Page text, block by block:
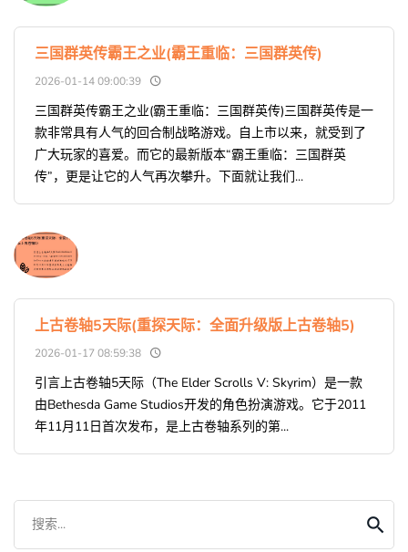
三国群英传霸王之业(霸王重临：三国群英传)
2026-01-14 09:00:39
三国群英传霸王之业(霸王重临：三国群英传)三国群英传是一
款非常具有人气的回合制战略游戏。自上市以来，就受到了
广大玩家的喜爱。而它的最新版本“霸王重临：三国群英
传”，更是让它的人气再次攀升。下面就让我们...
上古卷轴5天际(重探天际：全面升级版上古卷轴5)
2026-01-17 08:59:38
引言上古卷轴5天际（The Elder Scrolls V: Skyrim）是一款
由Bethesda Game Studios开发的角色扮演游戏。它于2011
年11月11日首次发布，是上古卷轴系列的第...
搜索...